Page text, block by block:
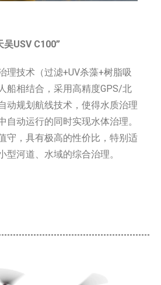
吴USV C100”
理技术（过滤+UV杀藻+树脂吸
船相结合，采用高精度GPS/北
动规划航线技术，使得水质治理
自动运行的同时实现水体治理。
守，具有极高的性价比，特别适
型河道、水域的综合治理。